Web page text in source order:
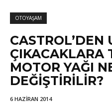
OTOYAŞAM
CASTROL’DEN
ÇIKACAKLARA
MOTOR YAĞI
DEĞIŞTIRILIR?
6 HAZIRAN 2014